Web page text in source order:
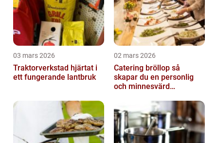
03 mars 2026
Traktorverkstad hjärtat i
ett fungerande lantbruk
02 mars 2026
Catering bröllop så
skapar du en personlig
och minnesvärd